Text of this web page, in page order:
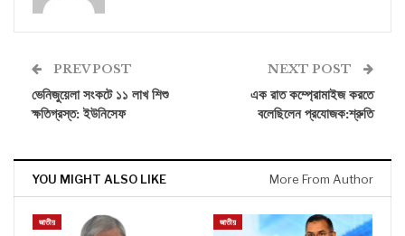
PREV POST
ভেনিজুয়েলা সংকটে ১১ লাখ শিশু
ক্ষতিগ্রস্ত: ইউনিসেফ
NEXT POST
এক রাত কম্প্রোমাইজ করতে
বলেছিলেন প্রযোজক:শ্রুতি
YOU MIGHT ALSO LIKE More From Author
জাতীয় জাতীয়